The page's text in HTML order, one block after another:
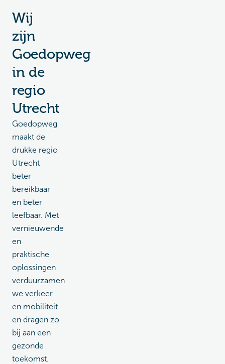
Wij
zijn
Goedopweg
in de
regio
Utrecht
Goedopweg
maakt de
drukke regio
Utrecht
beter
bereikbaar
en beter
leefbaar. Met
vernieuwende
en
praktische
oplossingen
verduurzamen
we verkeer
en mobiliteit
en dragen zo
bij aan een
gezonde
toekomst.